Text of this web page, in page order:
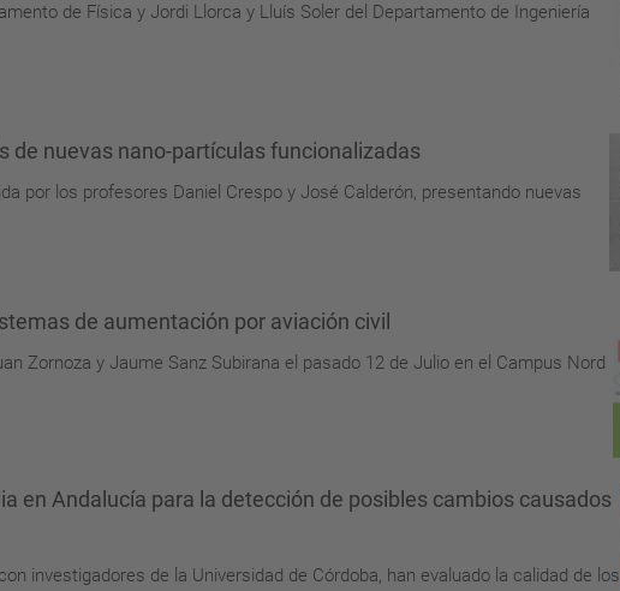
de Física y Jordi Llorca y Lluís Soler del Departamento de Ingeniería
de nuevas nano-partículas funcionalizadas
por los profesores Daniel Crespo y José Calderón, presentando nuevas
de aumentación por aviación civil
Zornoza y Jaume Sanz Subirana el pasado 12 de Julio en el Campus Nord
en Andalucía para la detección de posibles cambios causados
investigadores de la Universidad de Córdoba, han evaluado la calidad de los